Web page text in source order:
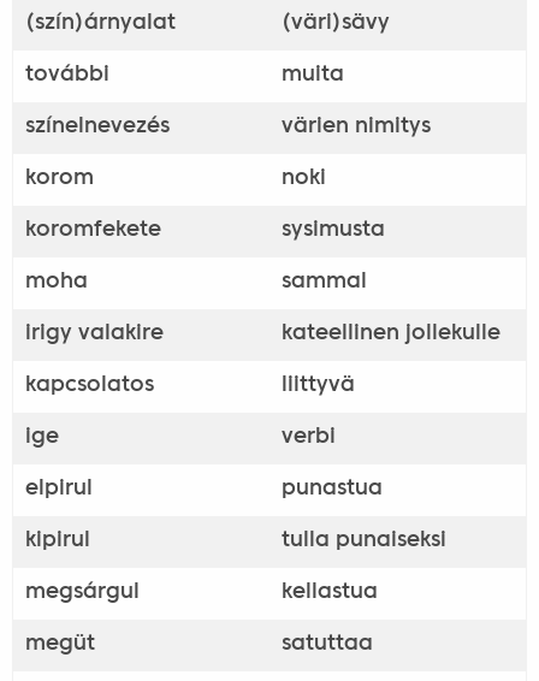
(szín)árnyalat (väri)sävy
további muita
színelnevezés värien nimitys
korom noki
koromfekete sysimusta
moha sammal
irigy valakire kateellinen jollekulle
kapcsolatos liittyvä
ige verbi
elpirul punastua
kipirul tulla punaiseksi
megsárgul kellastua
megüt satuttaa